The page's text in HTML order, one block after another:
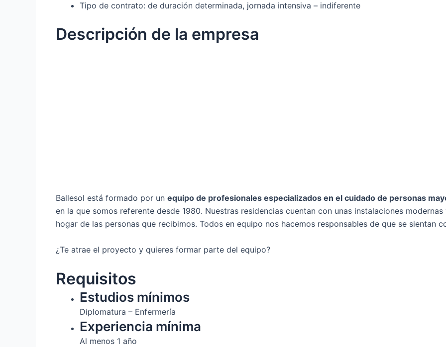
Tipo de contrato: de duración determinada, jornada intensiva – indiferente
Descripción de la empresa
Ballesol está formado por un equipo de profesionales especializados en el cuidado de personas
en la que somos referente desde 1980. Nuestras residencias cuentan con unas instalaciones
hogar de las personas que recibimos. Todos en equipo nos hacemos responsables de que se sientan
¿Te atrae el proyecto y quieres formar parte del equipo?
Requisitos
Estudios mínimos
Diplomatura – Enfermería
Experiencia mínima
Al menos 1 año